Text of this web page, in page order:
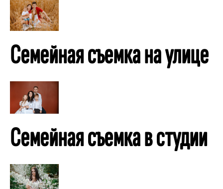
Семейная съемка на улице
Семейная съемка в студии